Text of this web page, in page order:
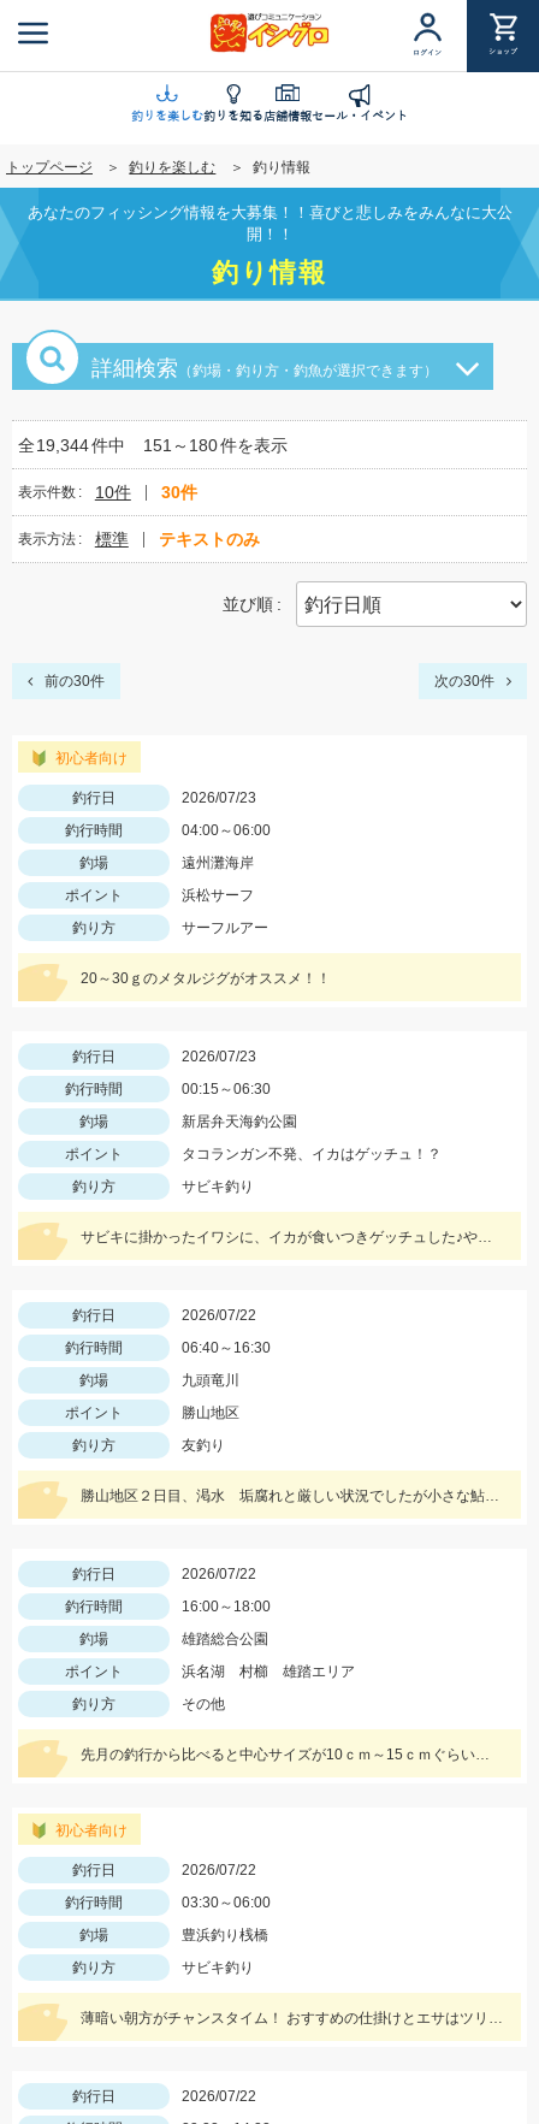
ン
に
移
動
ログイン ショップ
釣りを楽しむ釣りを知る店舗情報セール・イベント
トップページ 釣りを楽しむ 釣り情報
あなたのフィッシング情報を大募集！！喜びと悲しみをみんなに大公
開！！
釣り情報
詳細検索 （釣場・釣り方・釣魚が選択できます）
全19,344件中 151～180件を表示
表示件数 10件 30件
表示方法 標準 テキストのみ
並び順
前の30件 次の30件
初心者向け
釣行日
2026/07/23
釣行時間
04:00～06:00
釣場
遠州灘海岸
ポイント
浜松サーフ
釣り方
サーフルアー
20～30ｇのメタルジグがオススメ！！
釣行日
2026/07/23
釣行時間
00:15～06:30
釣場
新居弁天海釣公園
ポイント
タコランガン不発、イカはゲッチュ！？
釣り方
サビキ釣り
サビキに掛かったイワシに、イカが食いつきゲッチュした♪やっぱ浜名湖ドリーム♡
釣行日
2026/07/22
釣行時間
06:40～16:30
釣場
九頭竜川
ポイント
勝山地区
釣り方
友釣り
勝山地区２日目、渇水 垢腐れと厳しい状況でしたが小さな鮎を拾って行ったら良型が混じりました♪
釣行日
2026/07/22
釣行時間
16:00～18:00
釣場
雄踏総合公園
ポイント
浜名湖 村櫛 雄踏エリア
釣り方
その他
先月の釣行から比べると中心サイズが10ｃｍ～15ｃｍぐらいとなってきています カラーローテーションが釣果を伸ばすコツです
初心者向け
釣行日
2026/07/22
釣行時間
03:30～06:00
釣場
豊浜釣り桟橋
釣り方
サビキ釣り
薄暗い朝方がチャンスタイム！ おすすめの仕掛けとエサはツリノ 豆アジマッチ1号と厳選素材の生アミエビです!!
釣行日
2026/07/22